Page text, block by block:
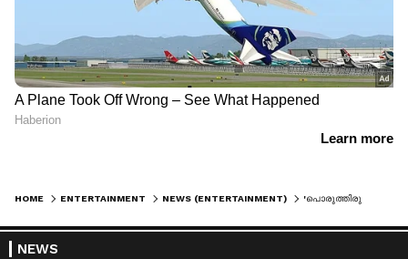
HOME ENTERTAINMENT NEWS (ENTERTAINMENT)
NEWS